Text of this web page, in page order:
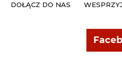
DOŁĄCZ DO NAS